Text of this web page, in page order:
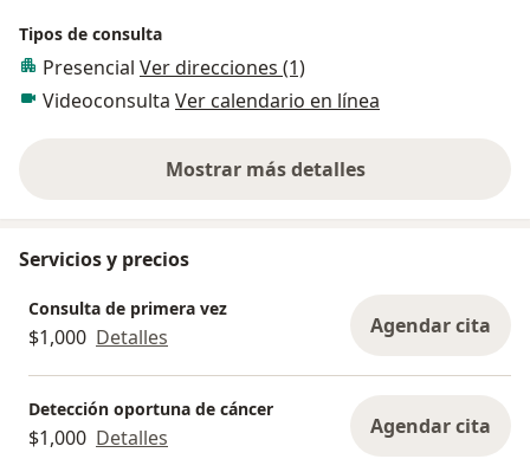
Tipos de consulta
Presencial Ver direcciones (1)
Videoconsulta Ver calendario en línea
Mostrar más detalles
sobre la experiencia
Servicios y precios
Consulta de primera vez
$1,000 Detalles Agendar cita
Detección oportuna de cáncer
$1,000 Detalles Agendar cita